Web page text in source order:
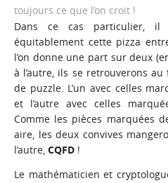
toujours ce que l’on croit !
Dans ce cas particulier,
équitablement cette pizza
l’on donne une part sur deux
à l’autre, ils se retrouverons
de puzzle. L’un avec celles
et l’autre avec celles
Comme les pièces marquées
aire, les deux convives
l’autre, CQFD !
Le mathématicien et